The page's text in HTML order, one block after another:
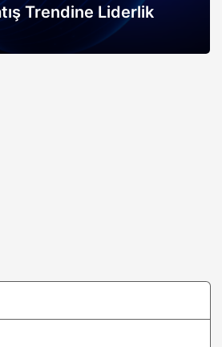
Trendine Liderlik